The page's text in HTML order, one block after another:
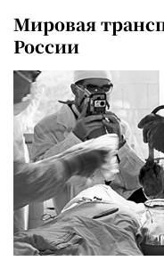
Мировая
России